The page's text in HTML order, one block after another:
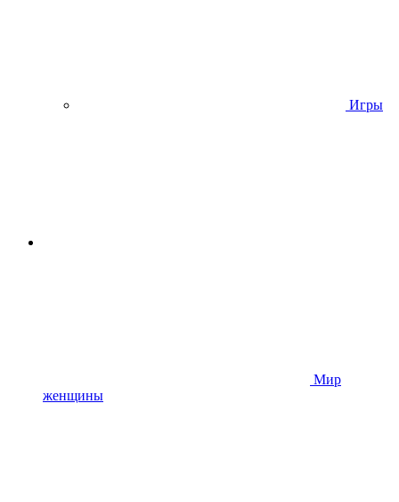
Игры
Мир
женщины